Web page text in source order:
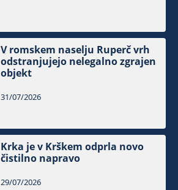
V romskem naselju Ruperč vrh
odstranjujejo nelegalno zgrajen
objekt
31/07/2026
Krka je v Krškem odprla novo
čistilno napravo
29/07/2026